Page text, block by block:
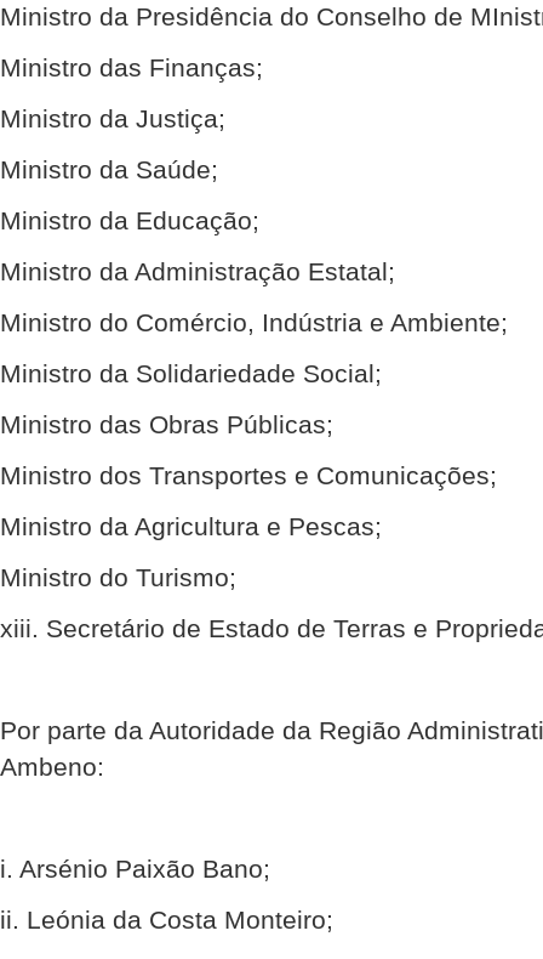
Ministro da Presidência do Conselho de
Ministro das Finanças;
Ministro da Justiça;
Ministro da Saúde;
Ministro da Educação;
Ministro da Administração Estatal;
Ministro do Comércio, Indústria e Ambiente;
Ministro da Solidariedade Social;
Ministro das Obras Públicas;
Ministro dos Transportes e Comunicações;
Ministro da Agricultura e Pescas;
Ministro do Turismo;
xiii. Secretário de Estado de Terras e
Por parte da Autoridade da Região
Ambeno:
i. Arsénio Paixão Bano;
ii. Leónia da Costa Monteiro;